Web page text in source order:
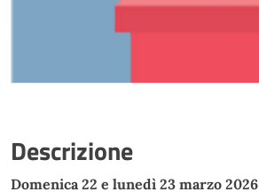
Descrizione
Domenica 22 e lunedì 23 marzo 2026